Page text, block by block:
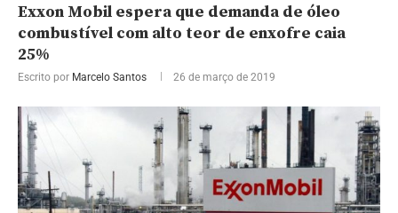
Exxon Mobil espera que demanda de óleo
combustível com alto teor de enxofre caia
25%
Escrito por Marcelo Santos 26 de março de 2019